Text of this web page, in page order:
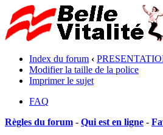
Index du forum ‹
Modifier la taille de la police
Imprimer le sujet
FAQ
Règles du forum - Qui est en ligne -